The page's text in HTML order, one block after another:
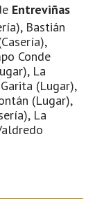
Entreviñas
Bastián
Conde
La
(Lugar),
(Lugar),
La